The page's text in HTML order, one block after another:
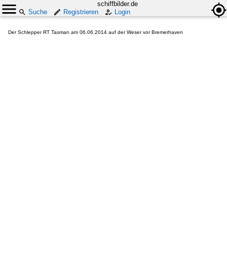
schiffbilder.de
Suche
Registrieren Login
Der Schlepper RT Tasman am 06.06.2014 auf der Weser vor Bremerhaven